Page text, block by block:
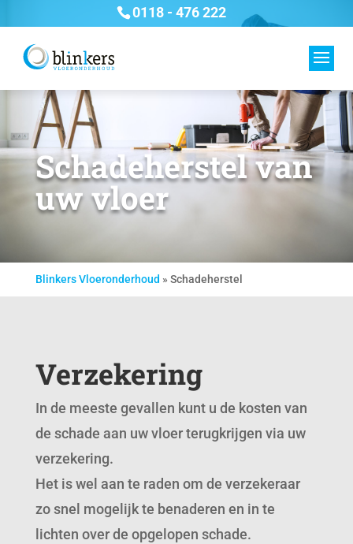
0118 - 476 222
Schadeherstel van
uw vloer
Blinkers Vloeronderhoud » Schadeherstel
Verzekering
In de meeste gevallen kunt u de kosten van
de schade aan uw vloer terugkrijgen via uw
verzekering.
Het is wel aan te raden om de verzekeraar
zo snel mogelijk te benaderen en in te
lichten over de opgelopen schade.